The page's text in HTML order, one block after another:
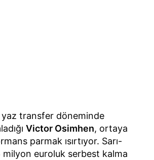
yaz transfer döneminde
Victor Osimhen, ortaya
parmak ısırtıyor. Sarı-
milyon euroluk serbest kalma